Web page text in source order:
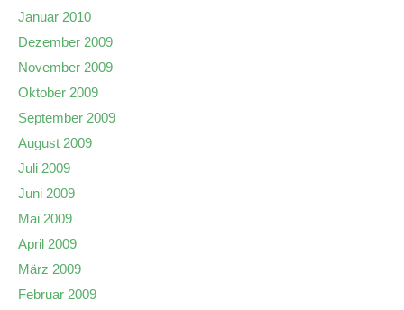
Januar 2010
Dezember 2009
November 2009
Oktober 2009
September 2009
August 2009
Juli 2009
Juni 2009
Mai 2009
April 2009
März 2009
Februar 2009